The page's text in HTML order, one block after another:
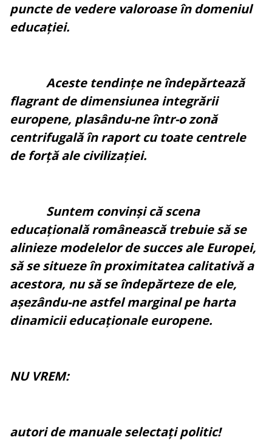
puncte de vedere valoroase în domeniul
educației.
Aceste tendințe ne îndepărtează
flagrant de dimensiunea integrării
europene, plasându-ne într-o zonă
centrifugală în raport cu toate centrele
de forță ale civilizației.
Suntem convinși că scena
educațională românească trebuie să se
alinieze modelelor de succes ale Europei,
să se situeze în proximitatea calitativă a
acestora, nu să se îndepărteze de ele,
așezându-ne astfel marginal pe harta
dinamicii educaționale europene.
NU VREM:
autori de manuale selectați politic!